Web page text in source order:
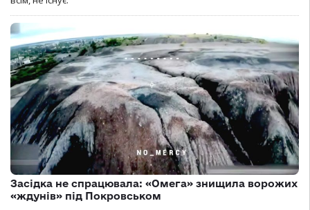
Засідка не спрацювала: «Омега» знищила ворожих
«ждунів» під Покровськом